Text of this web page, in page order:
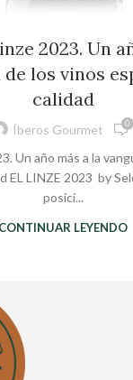
2023. Un
los vinos
calidad
Íberos Gourmet 0
Un año más a la
EL LINZE 2023 by
posici...
CONTINUAR LEYENDO